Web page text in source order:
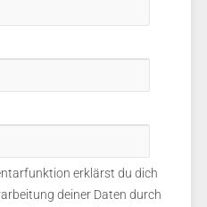
erklärst du dich
deiner Daten durch